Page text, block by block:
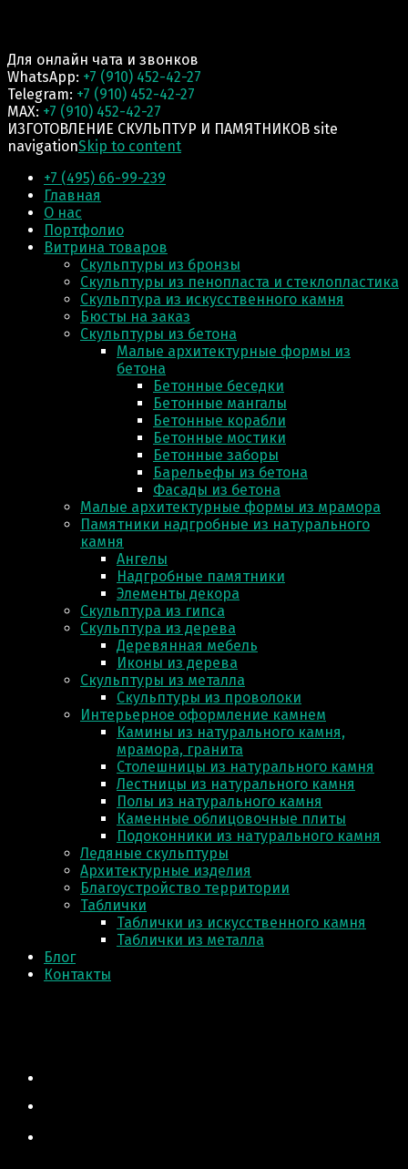
Для онлайн чата и звонков
WhatsApp: +7 (910) 452-42-27
Telegram: +7 (910) 452-42-27
MAX: +7 (910) 452-42-27
ИЗГОТОВЛЕНИЕ СКУЛЬПТУР И ПАМЯТНИКОВ site
navigationSkip to content
+7 (495) 66-99-239
Главная
О нас
Портфолио
Витрина товаров
Скульптуры из бронзы
Скульптуры из пенопласта и стеклопластика
Скульптура из искусственного камня
Бюсты на заказ
Скульптуры из бетона
Малые архитектурные формы из
бетона
Бетонные беседки
Бетонные мангалы
Бетонные корабли
Бетонные мостики
Бетонные заборы
Барельефы из бетона
Фасады из бетона
Малые архитектурные формы из мрамора
Памятники надгробные из натурального
камня
Ангелы
Надгробные памятники
Элементы декора
Скульптура из гипса
Скульптура из деревa
Деревянная мебель
Иконы из дерева
Скульптуры из металла
Скульптуры из проволоки
Интерьерное оформление камнем
Камины из натурального камня,
мрамора, гранита
Столешницы из натурального камня
Лестницы из натурального камня
Полы из натурального камня
Каменные облицовочные плиты
Подоконники из натурального камня
Ледяные скульптуры
Архитектурные изделия
Благоустройство территории
Таблички
Таблички из искусственного камня
Таблички из металла
Блог
Контакты